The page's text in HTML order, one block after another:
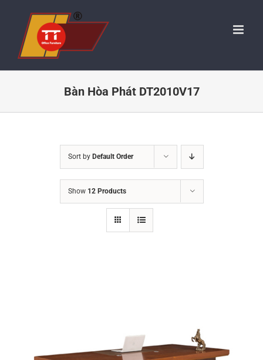
content
Bàn Hòa Phát DT2010V17
Sort by Default Order
Show 12 Products